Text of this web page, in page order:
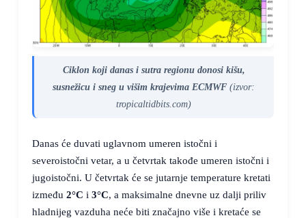
Ciklon koji danas i sutra regionu donosi kišu,
susnežicu i sneg u višim krajevima ECMWF (izvor:
tropicaltidbits.com)
Danas će duvati uglavnom umeren istočni i
severoistočni vetar, a u četvrtak takođe umeren istočni i
jugoistočni. U četvrtak će se jutarnje temperature kretati
između 2°C i 3°C, a maksimalne dnevne uz dalji priliv
hladnijeg vazduha neće biti značajno više i kretaće se